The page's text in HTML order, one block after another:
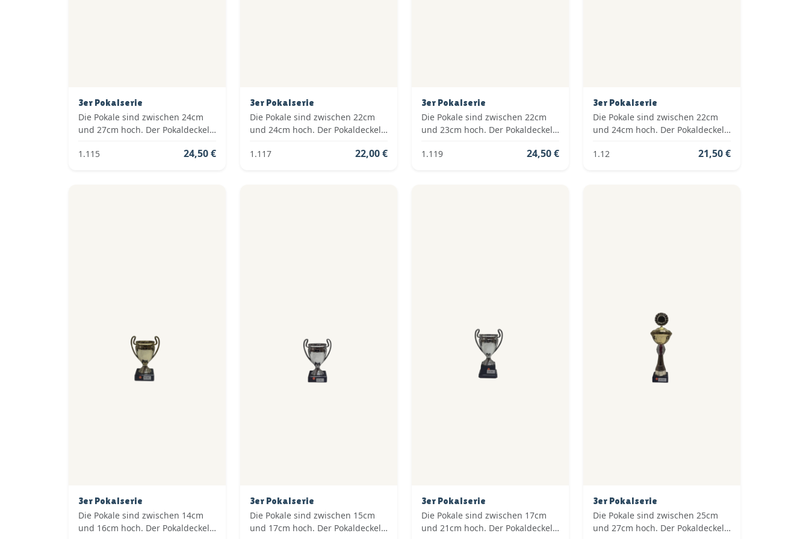
3er Pokalserie
Die Pokale sind zwischen 24cm
und 27cm hoch. Der Pokaldeckel
Farben der Pokalserie sind: Gold.
1.115 24,50 €
3er Pokalserie
Die Pokale sind zwischen 22cm
und 24cm hoch. Der Pokaldeckel
Farben der Pokalserie sind: Gold.
1.117 22,00 €
3er Pokalserie
Die Pokale sind zwischen 22cm
und 23cm hoch. Der Pokaldeckel
Farben der Pokalserie sind: Gold,
1.119 24,50 €
3er Pokalserie
Die Pokale sind zwischen 22cm
und 24cm hoch. Der Pokaldeckel
Farben der Pokalserie sind: Silber.
1.12 21,50 €
3er Pokalserie
Die Pokale sind zwischen 14cm
und 16cm hoch. Der Pokaldeckel
3er Pokalserie
Die Pokale sind zwischen 15cm
und 17cm hoch. Der Pokaldeckel
3er Pokalserie
Die Pokale sind zwischen 17cm
und 21cm hoch. Der Pokaldeckel
3er Pokalserie
Die Pokale sind zwischen 25cm
und 27cm hoch. Der Pokaldeckel